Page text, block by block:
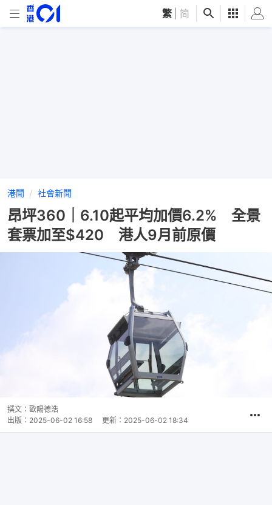
繁 简
港聞 社會新聞
昂坪360｜6.10起平均加價6.2% 全景
套票加至$420 港人9月前原價
撰文： 歐陽德浩
出版： 2025-06-02 16:58 更新： 2025-06-02 18:34